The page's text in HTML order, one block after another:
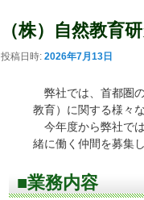
（株）自然教育
投稿日時: 2026年7月13日
弊社では、首都圏
教育）に関する様々
今年度から弊社で
緒に働く仲間を募集
■業務内容